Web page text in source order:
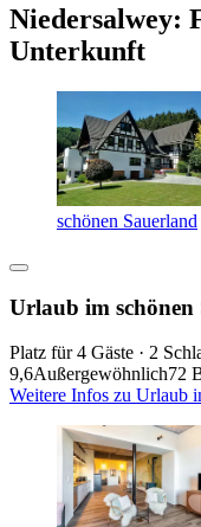
Niedersalwey:
Unterkunft
schönen Sauerland
Urlaub im schönen
Platz für 4 Gäste · 2
9,6Außergewöhnlich72
Weitere Infos zu Urlaub